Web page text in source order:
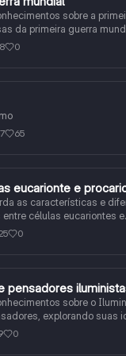
sobre a
da primeira guerra
da Primeira Guerra
mundial
0
65
eucarionte e
as características e
células eucariontes e
0
pensadores
sobre o
explorando suas
0